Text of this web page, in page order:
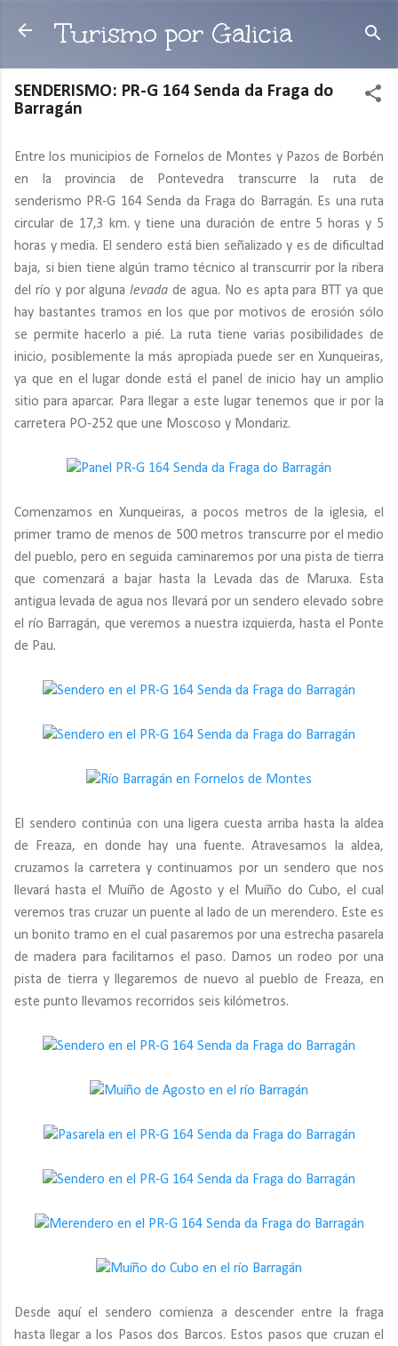
Ir al contenido principal
Turismo por Galicia
SENDERISMO: PR-G 164 Senda da Fraga do
Barragán
Entre los municipios de Fornelos de Montes y Pazos de Borbén
en la provincia de Pontevedra transcurre la ruta de
senderismo PR-G 164 Senda da Fraga do Barragán. Es una ruta
circular de 17,3 km. y tiene una duración de entre 5 horas y 5
horas y media. El sendero está bien señalizado y es de dificultad
baja, si bien tiene algún tramo técnico al transcurrir por la ribera
del río y por algunalevada de agua. No es apta para BTT ya que
hay bastantes tramos en los que por motivos de erosión sólo
se permite hacerlo a pié. La ruta tiene varias posibilidades de
inicio, posiblemente la más apropiada puede ser en Xunqueiras,
ya que en el lugar donde está el panel de inicio hay un amplio
sitio para aparcar. Para llegar a este lugar tenemos que ir por la
carretera PO-252 que une Moscoso y Mondariz.
Comenzamos en Xunqueiras, a pocos metros de la iglesia, el
primer tramo de menos de 500 metros transcurre por el medio
del pueblo, pero en seguida caminaremos por una pista de tierra
que comenzará a bajar hasta la Levada das de Maruxa. Esta
antigua levada de agua nos llevará por un sendero elevado sobre
el río Barragán, que veremos a nuestra izquierda, hasta el Ponte
de Pau.
El sendero continúa con una ligera cuesta arriba hasta la aldea
de Freaza, en donde hay una fuente. Atravesamos la aldea,
cruzamos la carretera y continuamos por un sendero que nos
llevará hasta el Muíño de Agosto y el Muíño do Cubo, el cual
veremos tras cruzar un puente al lado de un merendero. Este es
un bonito tramo en el cual pasaremos por una estrecha pasarela
de madera para facilitarnos el paso. Damos un rodeo por una
pista de tierra y llegaremos de nuevo al pueblo de Freaza, en
este punto llevamos recorridos seis kilómetros.
Desde aquí el sendero comienza a descender entre la fraga
hasta llegar a los Pasos dos Barcos. Estos pasos que cruzan el